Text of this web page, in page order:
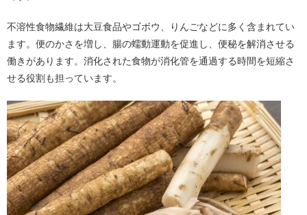
不溶性食物繊維は大豆食品やゴボウ、りんごなどに多く含まれてい
ます。便のかさを増し、腸の蠕動運動を促進し、便秘を解消させる
働きがあります。消化された食物が消化管を通過する時間を短縮さ
せる役割も担っています。